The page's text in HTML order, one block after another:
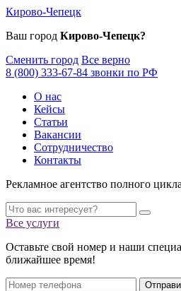
Кирово-Чепецк
Ваш город Кирово-Чепецк?
Сменить город Все верно
8 (800) 333-67-84 звонки по РФ
О нас
Кейсы
Статьи
Вакансии
Сотрудничество
Контакты
Рекламное агентство полного цикла
Все услуги
Оставьте свой номер и наши
ближайшее время!